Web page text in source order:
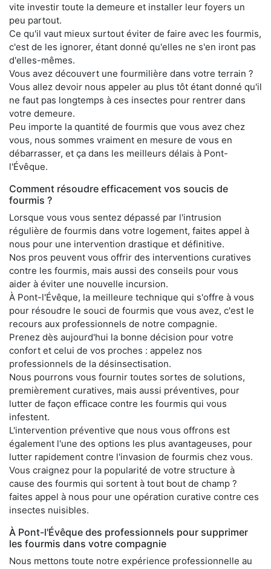
vite investir toute la demeure et installer leur foyers un
peu partout.
Ce qu'il vaut mieux surtout éviter de faire avec les fourmis,
c'est de les ignorer, étant donné qu'elles ne s'en iront pas
d'elles-mêmes.
Vous avez découvert une fourmilière dans votre terrain ?
Vous allez devoir nous appeler au plus tôt étant donné qu'il
ne faut pas longtemps à ces insectes pour rentrer dans
votre demeure.
Peu importe la quantité de fourmis que vous avez chez
vous, nous sommes vraiment en mesure de vous en
débarrasser, et ça dans les meilleurs délais à Pont-
l'Évêque.
Comment résoudre efficacement vos soucis de
fourmis ?
Lorsque vous vous sentez dépassé par l'intrusion
régulière de fourmis dans votre logement, faites appel à
nous pour une intervention drastique et définitive.
Nos pros peuvent vous offrir des interventions curatives
contre les fourmis, mais aussi des conseils pour vous
aider à éviter une nouvelle incursion.
À Pont-l'Évêque, la meilleure technique qui s'offre à vous
pour résoudre le souci de fourmis que vous avez, c'est le
recours aux professionnels de notre compagnie.
Prenez dès aujourd'hui la bonne décision pour votre
confort et celui de vos proches : appelez nos
professionnels de la désinsectisation.
Nous pourrons vous fournir toutes sortes de solutions,
premièrement curatives, mais aussi préventives, pour
lutter de façon efficace contre les fourmis qui vous
infestent.
L'intervention préventive que nous vous offrons est
également l'une des options les plus avantageuses, pour
lutter rapidement contre l'invasion de fourmis chez vous.
Vous craignez pour la popularité de votre structure à
cause des fourmis qui sortent à tout bout de champ ?
faites appel à nous pour une opération curative contre ces
insectes nuisibles.
À Pont-l'Évêque des professionnels pour supprimer
les fourmis dans votre compagnie
Nous mettons toute notre expérience professionnelle au